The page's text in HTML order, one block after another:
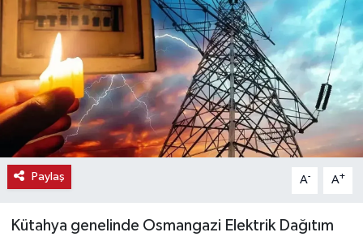
Paylaş A- A+
Kütahya genelinde Osmangazi Elektrik Dağıtım
Haber İlanlar
Kültür-Sanat
Magazin
Resmi İlanlar
Sağlık
Seri İlan